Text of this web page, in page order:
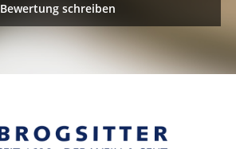
Bewertung schreiben